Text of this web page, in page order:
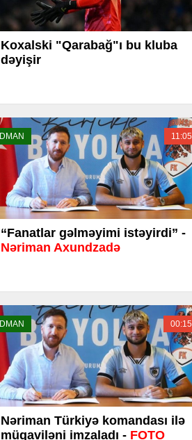
Koxalski "Qarabağ"ı bu kluba
dəyişir
İDMAN 11:05
“Fanatlar gəlməyimi istəyirdi” -
Nəriman Axundzadə
İDMAN 00:15
Nəriman Türkiyə komandası ilə
müqaviləni imzaladı - FOTO